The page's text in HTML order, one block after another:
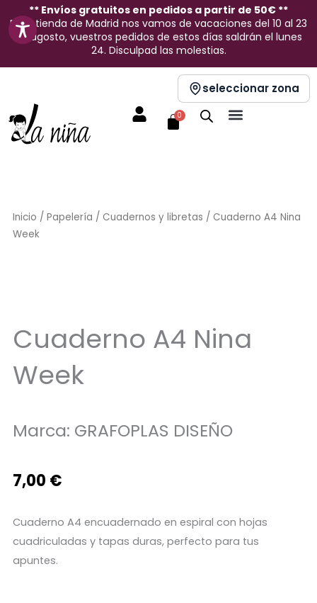
contenido
** Envíos gratuitos en pedidos a partir de 50€ **
En la tienda de Madrid nos vamos de vacaciones del 10 al 23
de agosto, vuestros pedidos de estos días saldrán el lunes
24. Disculpad las molestias.
seleccionar zona
0
Carrito
Inicio / Papelería / Cuadernos y libretas / Cuaderno A4 Nina
Week
Cuaderno A4 Nina
Week
Marca: GRAFOPLAS DISEÑO
7,00 €
Cuaderno A4 encuadernado en espiral con hojas
cuadriculadas y tapas duras, perfecto para tus
apuntes.